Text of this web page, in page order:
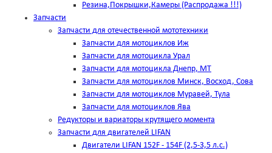
Резина,Покрышки,Камеры (Распродажа !!!)
Запчасти
Запчасти для отечественной мототехники
Запчасти для мотоциклов Иж
Запчасти для мотоцикла Урал
Запчасти для мотоцикла Днепр, МТ
Запчасти для мотоциклов Минск, Восход, Сова
Запчасти для мотоциклов Муравей, Тула
Запчасти для мотоциклов Ява
Редукторы и вариаторы крутящего момента
Запчасти для двигателей LIFAN
Двигатели LIFAN 152F - 154F (2,5-3,5 л.с.)